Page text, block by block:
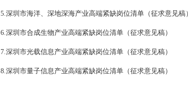
5.深圳市海洋、深地深海产业高端紧缺岗位清单（征求意见稿
6.深圳市合成生物产业高端紧缺岗位清单（征求意见稿）
7.深圳市光载信息产业高端紧缺岗位清单（征求意见稿）
8.深圳市量子信息产业高端紧缺岗位清单（征求意见稿）